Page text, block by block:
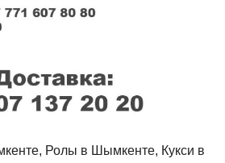
Ролы в Шымкенте, Кукси в